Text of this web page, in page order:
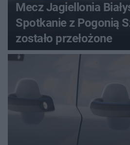
Mecz Jagiellonia
Spotkanie z Pogonią
zostało przełożone